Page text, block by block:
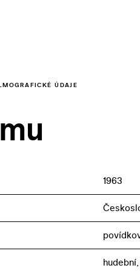
příští manželka
ÚDAJE
1963